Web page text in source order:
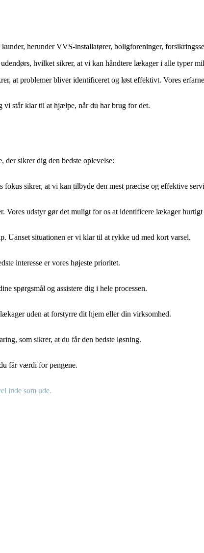
herunder VVS-installatører, boligforeninger,
hvilket sikrer, at vi kan håndtere lækager i alle typer
at problemer bliver identificeret og løst effektivt. Vores
vi står klar til at hjælpe, når du har brug for det.
sikrer dig den bedste oplevelse:
sikrer, at vi kan tilbyde den mest præcise og effektive
Vores udstyr gør det muligt for os at identificere lækager
Uanset situationen er vi klar til at rykke ud med kort varsel.
interesse er vores højeste prioritet.
spørgsmål og assistere dig i hele processen.
uden at forstyrre dit hjem eller din virksomhed.
som sikrer, at du får den bedste løsning.
får værdi for pengene.
inde som ude.